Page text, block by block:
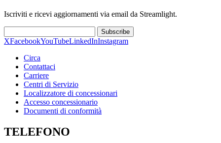
Iscriviti e ricevi aggiornamenti via email da Streamlight.
Subscribe
XFacebookYouTubeLinkedInInstagram
Circa
Contattaci
Carriere
Centri di Servizio
Localizzatore di concessionari
Accesso concessionario
Documenti di conformità
TELEFONO